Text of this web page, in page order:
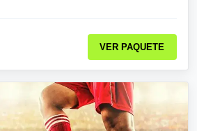
VER PAQUETE